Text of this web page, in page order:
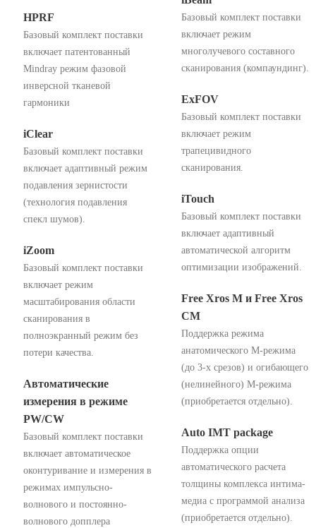
HPRF
Базовый комплект поставки
включает патентованный
Mindray режим фазовой
инверсной тканевой
гармоники
iClear
Базовый комплект поставки
включает адаптивный режим
подавления зернистости
(технология подавления
спекл шумов).
iZoom
Базовый комплект поставки
включает режим
масштабирования области
сканирования в
полноэкранный режим без
потери качества.
Автоматические
измерения в режиме
PW/CW
Базовый комплект поставки
включает автоматическое
оконтуривание и измерения в
режимах импульсно-
волнового и постоянно-
волнового допплера
Базовый комплект поставки
включает режим
многолучевого составного
сканирования (компаундинг).
ExFOV
Базовый комплект поставки
включает режим
трапецивидного
сканирования.
iTouch
Базовый комплект поставки
включает адаптивный
автоматической алгоритм
оптимизации изображений.
Free Xros M и Free Xros
СM
Поддержка режима
анатомического М-режима
(до 3-х срезов) и огибающего
(нелинейного) М-режима
(приобретается отдельно).
Auto IMT package
Поддержка опции
автоматического расчета
толщины комплекса интима-
медиа с программой анализа
(приобретается отдельно).